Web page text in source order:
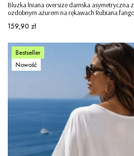
Bluzka lniana oversize damska asymetryczna
ozdobnym ażurem na rękawach Rubiana fango
Cena
159,90 zł
Bestseller
Nowość